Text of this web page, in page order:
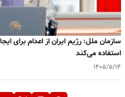
سازمان ملل: رژیم ایران از اعدام برای
استفاده می‌کند
۱۴۰۵/۵/۱۴